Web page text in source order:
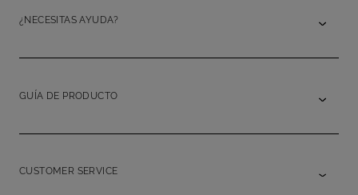
¿NECESITAS AYUDA?
GUÍA DE PRODUCTO
CUSTOMER SERVICE